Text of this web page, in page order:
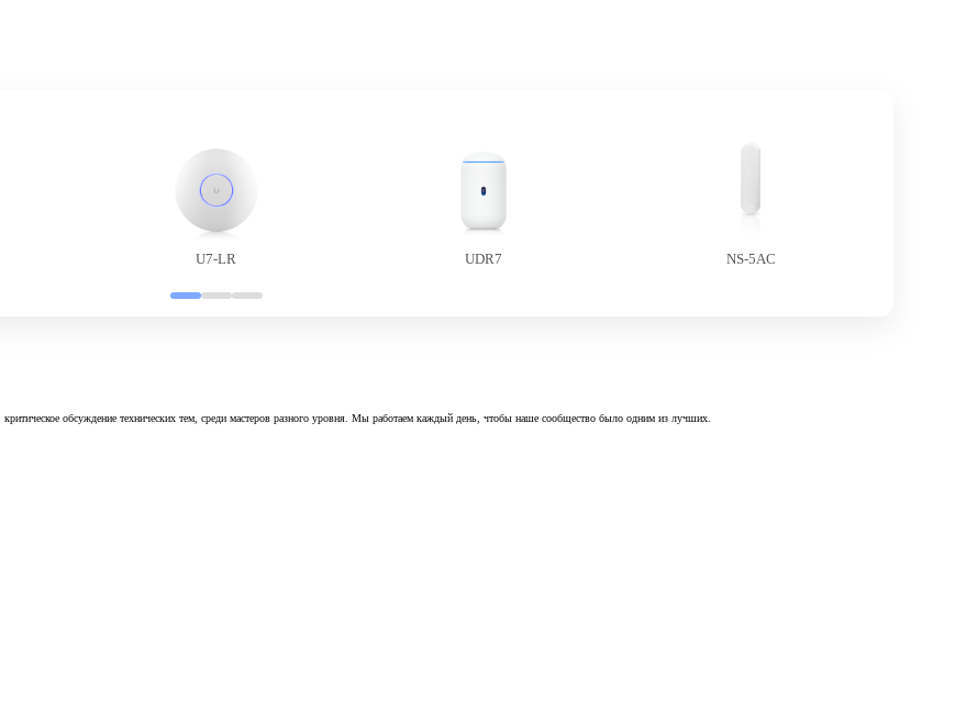
U7-LR UDR7 NS-5AC
обсуждение технических тем, среди мастеров разного уровня. Мы работаем каждый день, чтобы наше сообщество было одним из лучших.